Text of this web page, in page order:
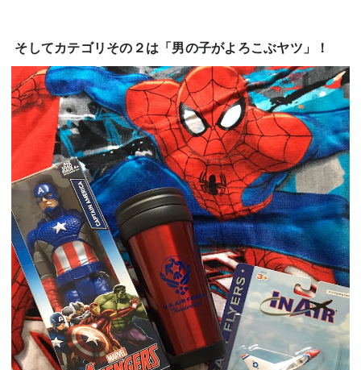
そしてカテゴリその２は「男の子がよろこぶヤツ」！